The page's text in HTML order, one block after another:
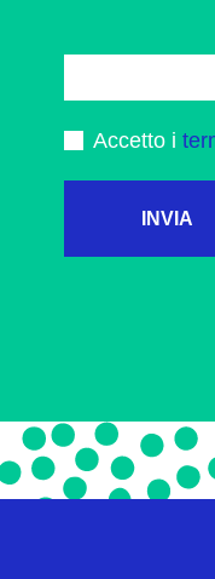
Accetto i
INVIA